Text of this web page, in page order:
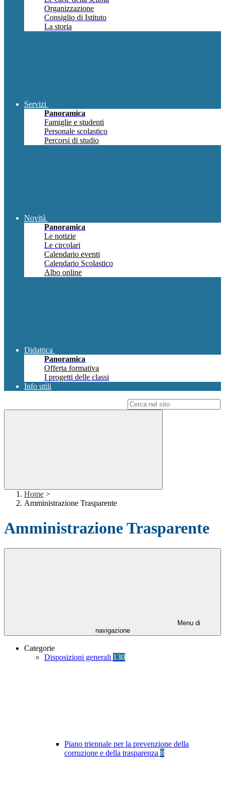
Organizzazione
Consiglio di Istituto
La storia
Servizi
Panoramica
Famiglie e studenti
Personale scolastico
Percorsi di studio
Novità
Panoramica
Le notizie
Le circolari
Calendario eventi
Calendario Scolastico
Albo online
Didattica
Panoramica
Offerta formativa
I progetti delle classi
Info utili
Home >
Amministrazione Trasparente
Amministrazione Trasparente
Menu di
navigazione
Categorie
Disposizioni generali 130
Piano triennale per la prevenzione della
corruzione e della trasparenza 8